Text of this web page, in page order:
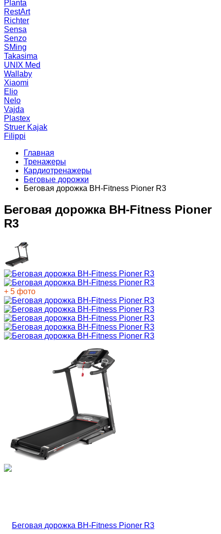
Planta
RestArt
Richter
Sensa
Senzo
SMing
Takasima
UNIX Med
Wallaby
Xiaomi
Elio
Nelo
Vajda
Plastex
Struer Kajak
Filippi
Главная
Тренажеры
Кардиотренажеры
Беговые дорожки
Беговая дорожка BH-Fitness Pioner R3
Беговая дорожка BH-Fitness Pioner
R3
+ 5 фото